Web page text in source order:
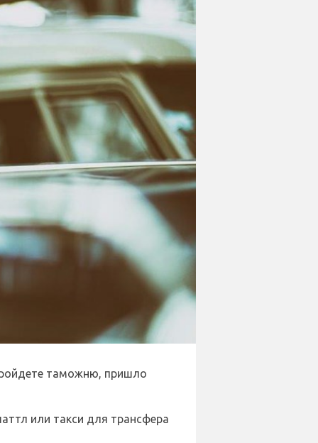
таможню, пришло
или такси для трансфера